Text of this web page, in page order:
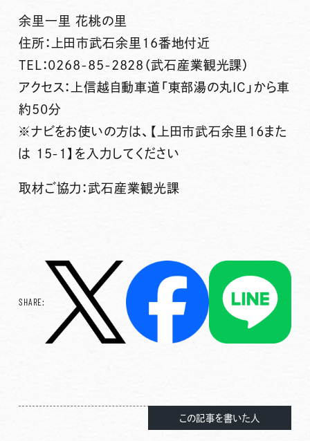
余里一里 花桃の里
住所：上田市武石余里16番地付近
TEL：0268-85-2828（武石産業観光課）
アクセス：上信越自動車道「東部湯の丸IC」から車
約50分
※ナビをお使いの方は、【上田市武石余里１６また
は 15-1】を入力してください
取材ご協力：武石産業観光課
SHARE:
この記事を書いた人